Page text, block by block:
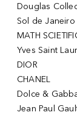
Douglas
Sol de Janeiro
MATH
Yves Saint
DIOR
CHANEL
Dolce &
Jean Paul